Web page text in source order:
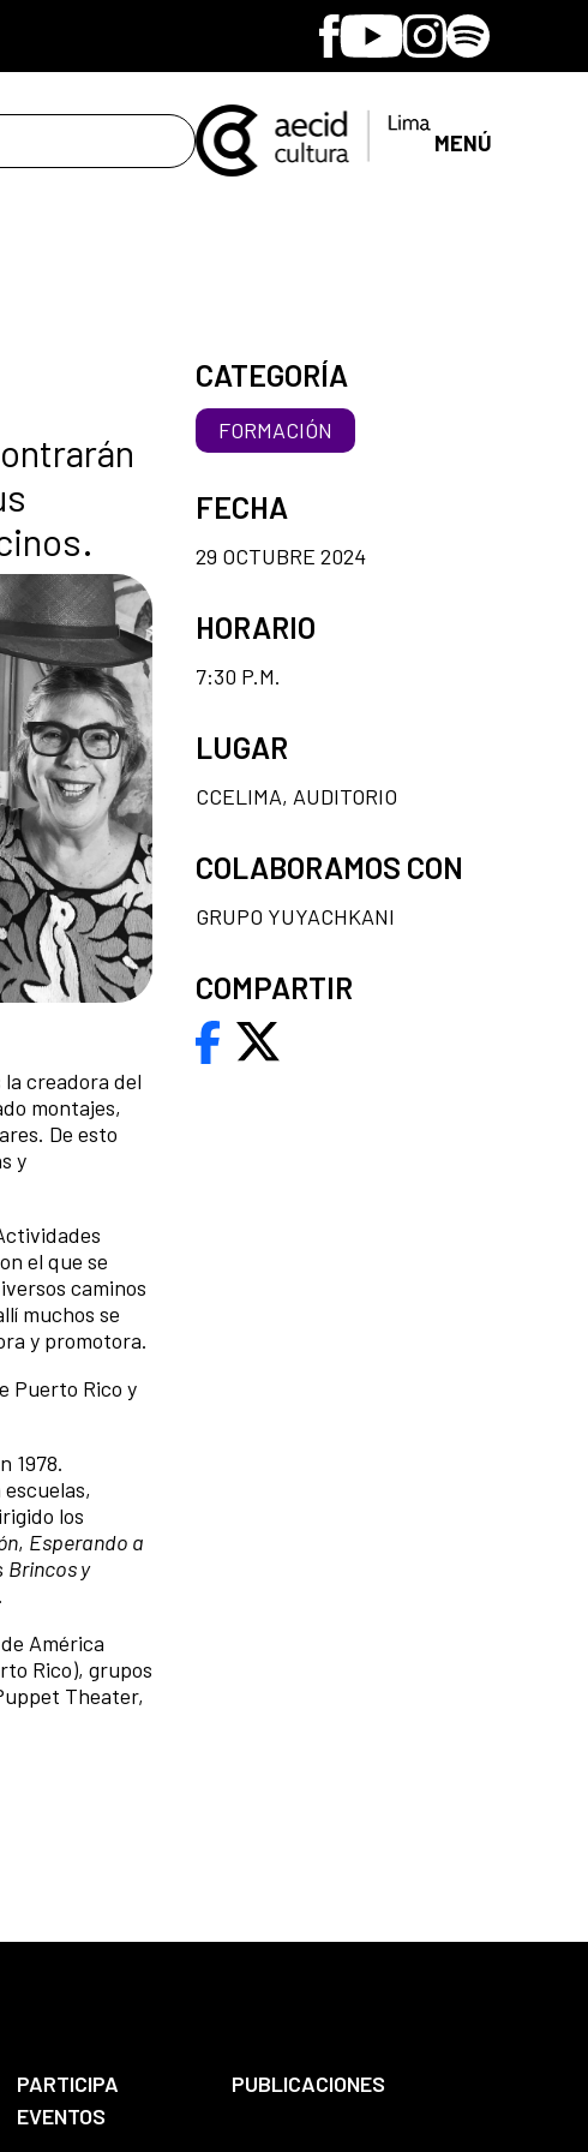
Facebook
YoutubeInstagram
Spotify
MENÚ
creadora del
montajes,
De esto
y
el que se
caminos
muchos se
y promotora.
Puerto Rico y
1978.
los
, Esperando a
Brincos y
.
América
Rico), grupos
Theater,
CATEGORÍA
FORMACIÓN
FECHA
29 OCTUBRE 2024
HORARIO
7:30 P.M.
LUGAR
CCELIMA, AUDITORIO
COLABORAMOS CON
GRUPO YUYACHKANI
COMPARTIR
PARTICIPA
PUBLICACIONES
EVENTOS